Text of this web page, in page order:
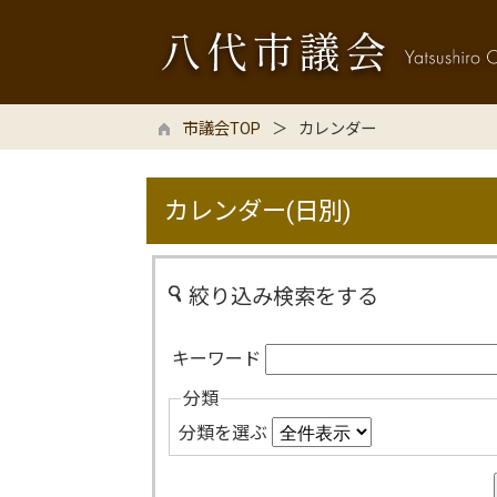
市議会TOP カレンダー
カレンダー(日別)
絞り込み検索をする
キーワード
分類
分類を選ぶ